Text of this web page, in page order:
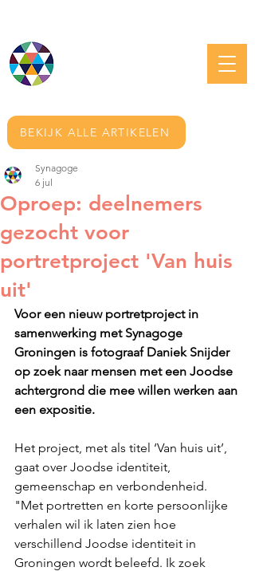
BEKIJK ALLE ARTIKELEN
Oproep: deelnemers
gezocht voor
portretproject 'Van huis
uit'
Synagoge
6 jul
Voor een nieuw portretproject in
samenwerking met Synagoge
Groningen is fotograaf Daniek Snijder
op zoek naar mensen met een Joodse
achtergrond die mee willen werken aan
een expositie.
Het project, met als titel ‘Van huis uit’,
gaat over Joodse identiteit,
gemeenschap en verbondenheid.
"Met portretten en korte persoonlijke
verhalen wil ik laten zien hoe
verschillend Joodse identiteit in
Groningen wordt beleefd. Ik zoek